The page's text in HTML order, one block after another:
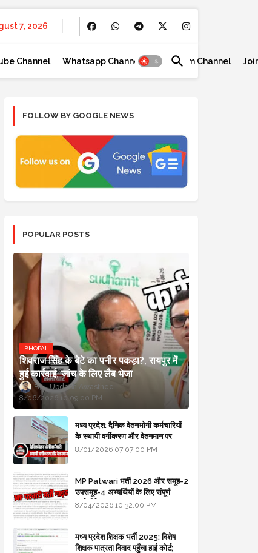
7, 2026
Channel Whatsapp Channel Telegram Channel
FOLLOW BY GOOGLE NEWS
POPULAR POSTS
BHOPAL
शिवराज सिंह के बेटे का पनीर पकड़ा?, रायपुर में
हुई कार्रवाई, जांच के लिए लैब भेजा
Updesh Awasthee
8/06/2026 10:09:00 PM
मध्य प्रदेश: दैनिक वेतनभोगी कर्मचारियों
के स्थायी वर्गीकरण और वेतनमान पर
सरकार का बड़ा स्पष्टीकरण
8/01/2026 07:07:00 PM
MP Patwari भर्ती 2026 और समूह-2
उपसमूह-4 अभ्यर्थियों के लिए संपूर्ण
मार्गदर्शिका
8/04/2026 10:32:00 PM
मध्य प्रदेश शिक्षक भर्ती 2025: विशेष
शिक्षक पात्रता विवाद पहुँचा हाई कोर्ट;